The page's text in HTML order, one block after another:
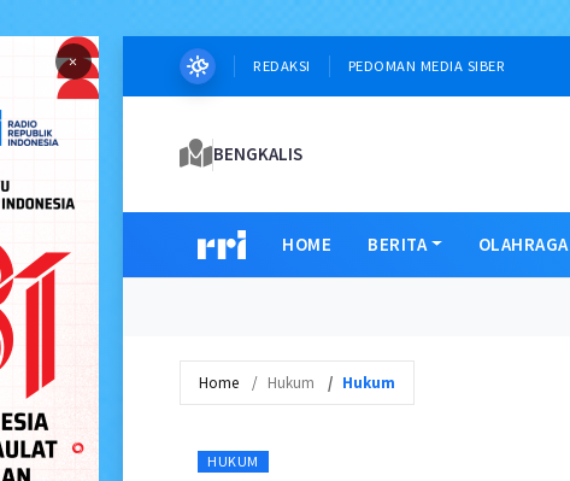
× REDAKSI PEDOMAN MEDIA SIBER
BENGKALIS
HOME BERITA OLAHRAGA
Home Hukum Hukum
HUKUM